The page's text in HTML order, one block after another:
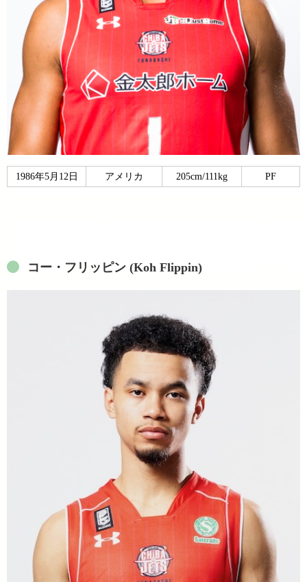
1986年5月12日 アメリカ 205cm/111kg PF
コー・フリッピン (Koh Flippin)